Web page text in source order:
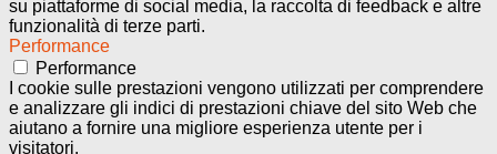
su piattaforme di social media, la raccolta di feedback e altre
funzionalità di terze parti.
Performance
Performance
I cookie sulle prestazioni vengono utilizzati per comprendere
e analizzare gli indici di prestazioni chiave del sito Web che
aiutano a fornire una migliore esperienza utente per i
visitatori.